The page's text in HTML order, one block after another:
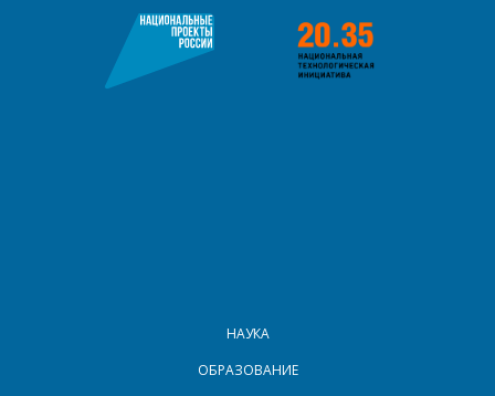
НАУКА
ОБРАЗОВАНИЕ